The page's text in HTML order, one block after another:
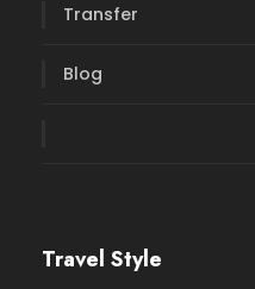
Transfer
Blog
Travel Style